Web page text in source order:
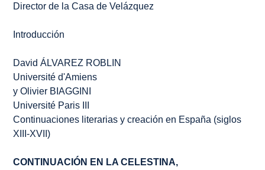
Director de la Casa de Velázquez
Introducción
David ÁLVAREZ ROBLIN
Université d'Amiens
y Olivier BIAGGINI
Université Paris III
Continuaciones literarias y creación en España (siglos
XIII-XVII)
CONTINUACIÓN EN LA CELESTINA,